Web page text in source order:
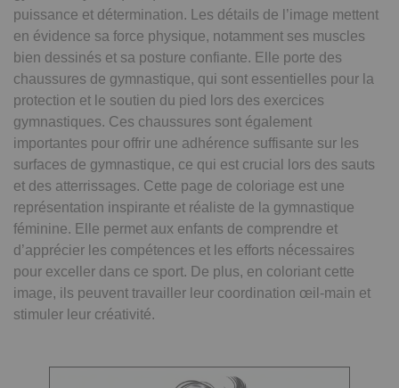
puissance et détermination. Les détails de l’image mettent
en évidence sa force physique, notamment ses muscles
bien dessinés et sa posture confiante. Elle porte des
chaussures de gymnastique, qui sont essentielles pour la
protection et le soutien du pied lors des exercices
gymnastiques. Ces chaussures sont également
importantes pour offrir une adhérence suffisante sur les
surfaces de gymnastique, ce qui est crucial lors des sauts
et des atterrissages. Cette page de coloriage est une
représentation inspirante et réaliste de la gymnastique
féminine. Elle permet aux enfants de comprendre et
d’apprécier les compétences et les efforts nécessaires
pour exceller dans ce sport. De plus, en coloriant cette
image, ils peuvent travailler leur coordination œil-main et
stimuler leur créativité.